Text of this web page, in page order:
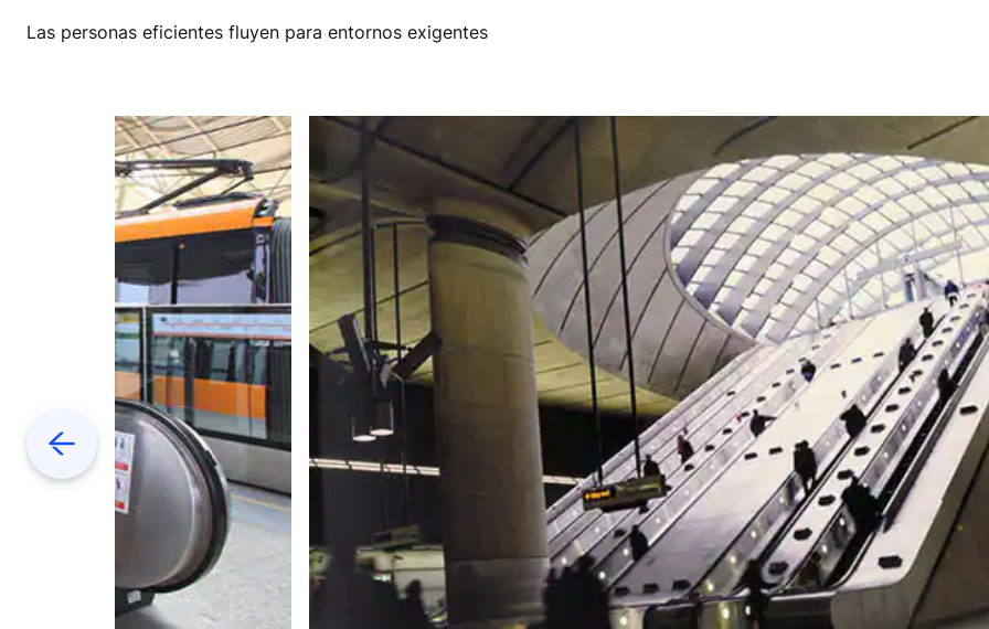
Las personas eficientes fluyen para entornos exigentes
Previous